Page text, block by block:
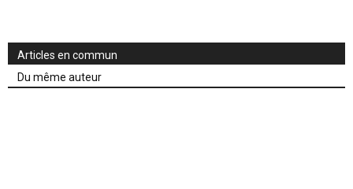
Articles en commun
Du même auteur